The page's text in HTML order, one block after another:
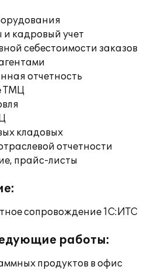
и кадровый учет
себестоимости заказов
отчетность
ТМЦ
кладовых
отчетности
прайс-листы
сопровождение 1С:ИТС
работы:
продуктов в офис